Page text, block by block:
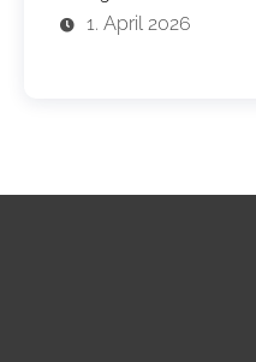
1. April 2026